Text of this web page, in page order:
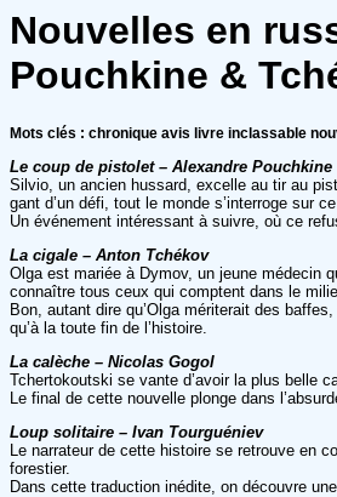
Nouvelles en
Pouchkine &
Mots clés : chronique avis livre inclassable
Le coup de pistolet – Alexandre Pouchkine
Silvio, un ancien hussard, excelle au tir au
gant d’un défi, tout le monde s’interroge sur
Un événement intéressant à suivre, où ce
La cigale – Anton Tchékov
Olga est mariée à Dymov, un jeune médecin
connaître tous ceux qui comptent dans le
Bon, autant dire qu’Olga mériterait des
qu’à la toute fin de l’histoire.
La calèche – Nicolas Gogol
Tchertokoutski se vante d’avoir la plus belle
Le final de cette nouvelle plonge dans
Loup solitaire – Ivan Tourguéniev
Le narrateur de cette histoire se retrouve en
forestier.
Dans cette traduction inédite, on découvre